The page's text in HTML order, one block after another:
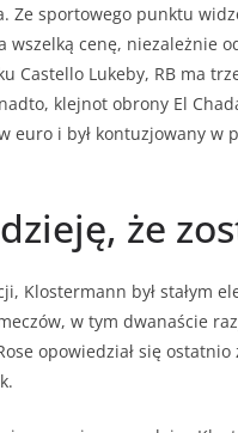
Ze sportowego punktu
wszelką cenę, niezależnie
Castello Lukeby, RB ma
klejnot obrony El
euro i był kontuzjowany w
że
Klostermann był stałym
w tym dwanaście
opowiedział się